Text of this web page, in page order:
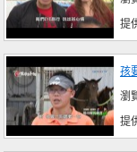
提
孩
瀏
提